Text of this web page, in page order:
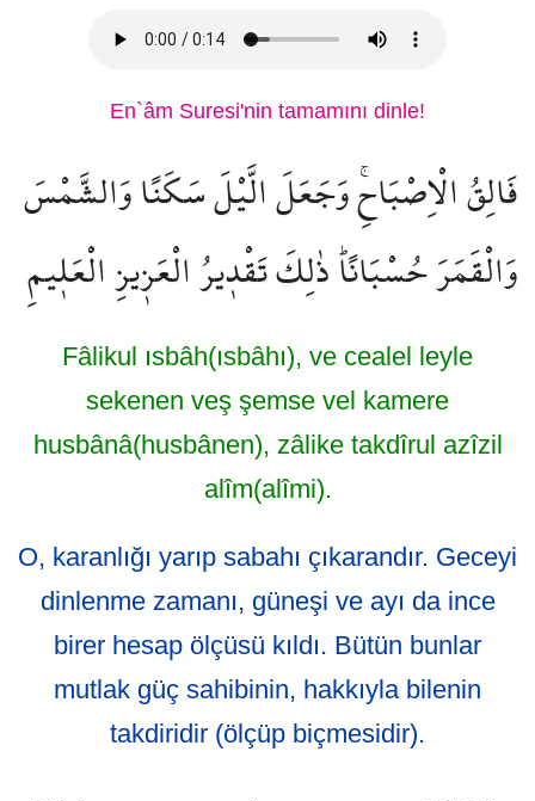
En`âm Suresi'nin tamamını dinle!
فَالِقُ الْاِصْبَاحِۚ وَجَعَلَ الَّيْلَ سَكَنًا وَالشَّمْسَ
وَالْقَمَرَ حُسْبَانًاۜ ذٰلِكَ تَقْد۪يرُ الْعَز۪يزِ الْعَل۪يمِ
Fâlikul ısbâh(ısbâhı), ve cealel leyle
sekenen veş şemse vel kamere
husbânâ(husbânen), zâlike takdîrul azîzil
alîm(alîmi).
O, karanlığı yarıp sabahı çıkarandır. Geceyi
dinlenme zamanı, güneşi ve ayı da ince
birer hesap ölçüsü kıldı. Bütün bunlar
mutlak güç sahibinin, hakkıyla bilenin
takdiridir (ölçüp biçmesidir).